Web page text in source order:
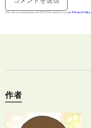
This site is protected by reCAPTCHA and the GooglePrivacy Policy
作者